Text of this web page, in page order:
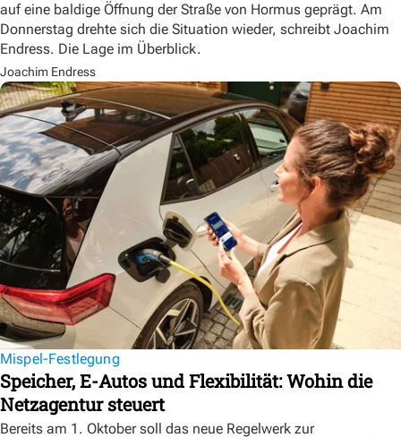
auf eine baldige Öffnung der Straße von Hormus geprägt. Am
Donnerstag drehte sich die Situation wieder, schreibt Joachim
Endress. Die Lage im Überblick.
Joachim Endress
Mispel-Festlegung
Speicher, E-Autos und Flexibilität: Wohin die
Netzagentur steuert
Bereits am 1. Oktober soll das neue Regelwerk zur